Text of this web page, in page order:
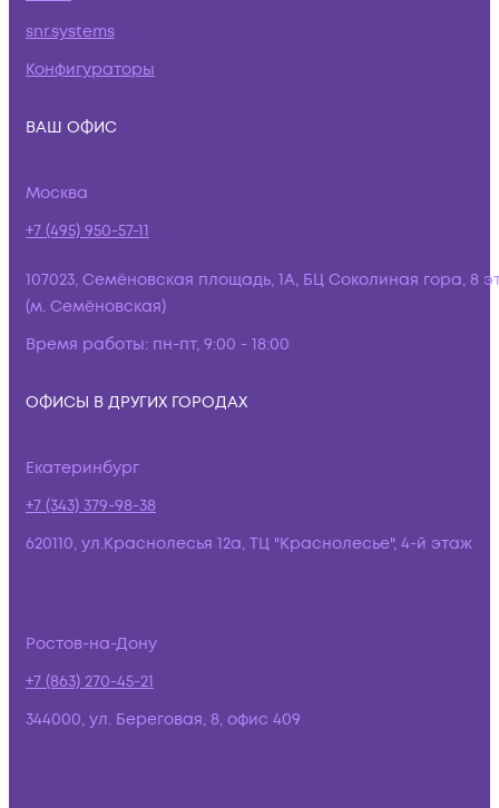
snr.systems
Конфигураторы
ВАШ ОФИС
Москва
+7 (495) 950-57-11
107023, Семёновская площадь, 1А, БЦ Соколиная гора, 8
(м. Семёновская)
Время работы: пн-пт, 9:00 - 18:00
ОФИСЫ В ДРУГИХ ГОРОДАХ
Екатеринбург
+7 (343) 379-98-38
620110, ул.Краснолесья 12а, ТЦ "Краснолесье", 4-й этаж
Ростов-на-Дону
+7 (863) 270-45-21
344000, ул. Береговая, 8, офис 409